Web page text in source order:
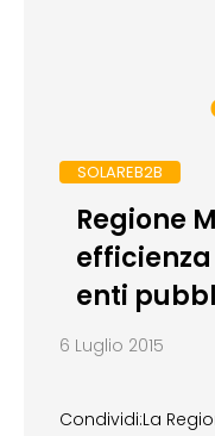
SOLAREB2B
Regione
enti
6 Luglio 2015
Condividi:La